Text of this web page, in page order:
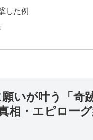
した例
いが叶う「奇
相・エピロー